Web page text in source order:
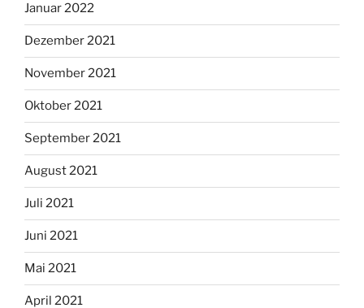
Januar 2022
Dezember 2021
November 2021
Oktober 2021
September 2021
August 2021
Juli 2021
Juni 2021
Mai 2021
April 2021